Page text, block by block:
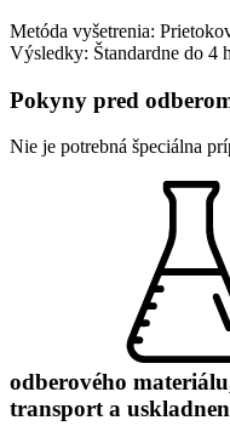
Metóda vyšetrenia:
Výsledky: Štandardne do 4
Pokyny pred
Nie je potrebná špeciálna
odberového
transport a